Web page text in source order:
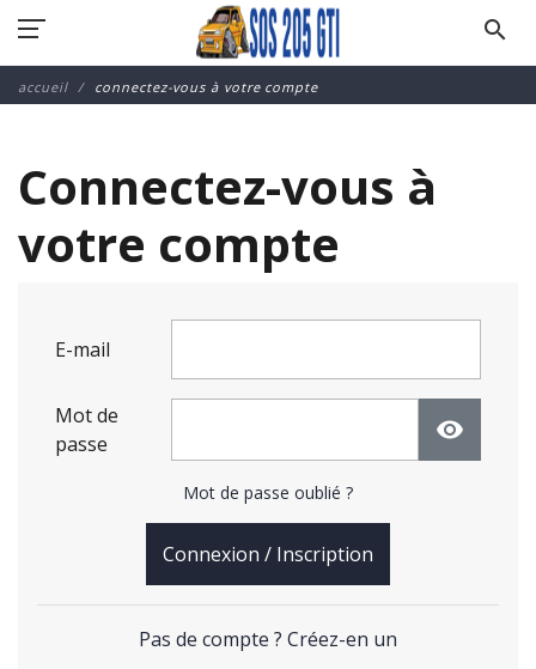
search
accueil connectez-vous à votre compte
Connectez-vous à
votre compte
E-mail
Mot de
passe
visibility
Mot de passe oublié ?
Connexion / Inscription
Pas de compte ? Créez-en un